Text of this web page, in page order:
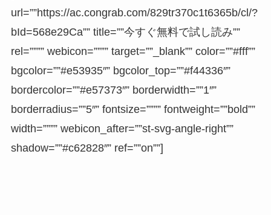
url=””https://ac.congrab.com/829tr370c1t6365b/cl/?
bId=568e29Ca”” title=””今すぐ無料で試し読み””
rel=”””” webicon=”””” target=””_blank”” color=””#fff””
bgcolor=””#e53935″” bgcolor_top=””#f44336″”
bordercolor=””#e57373″” borderwidth=””1″”
borderradius=””5″” fontsize=”””” fontweight=””bold””
width=”””” webicon_after=””st-svg-angle-right””
shadow=””#c62828″” ref=””on””]